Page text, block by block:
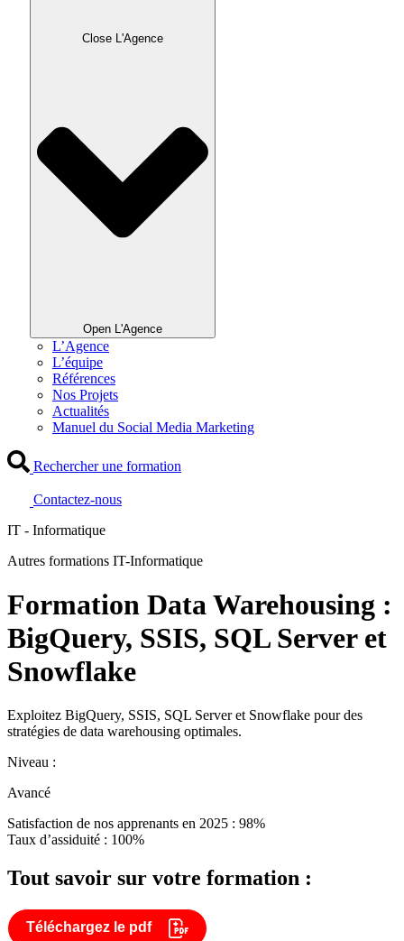
Close L'Agence
Open L'Agence
L’Agence
L’équipe
Références
Nos Projets
Actualités
Manuel du Social Media Marketing
Rechercher une formation
Contactez-nous
IT - Informatique
Autres formations IT-Informatique
Formation Data Warehousing :
BigQuery, SSIS, SQL Server et
Snowflake
Exploitez BigQuery, SSIS, SQL Server et Snowflake pour des
stratégies de data warehousing optimales.
Niveau :
Avancé
Satisfaction de nos apprenants en 2025 : 98%
Taux d’assiduité : 100%
Tout savoir sur votre formation :
Téléchargez le pdf